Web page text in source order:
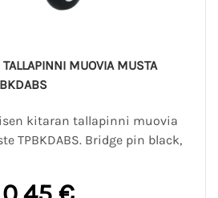
MUOVIA MUSTA
kitaran tallapinni muovia
TPBKDABS. Bridge pin black,